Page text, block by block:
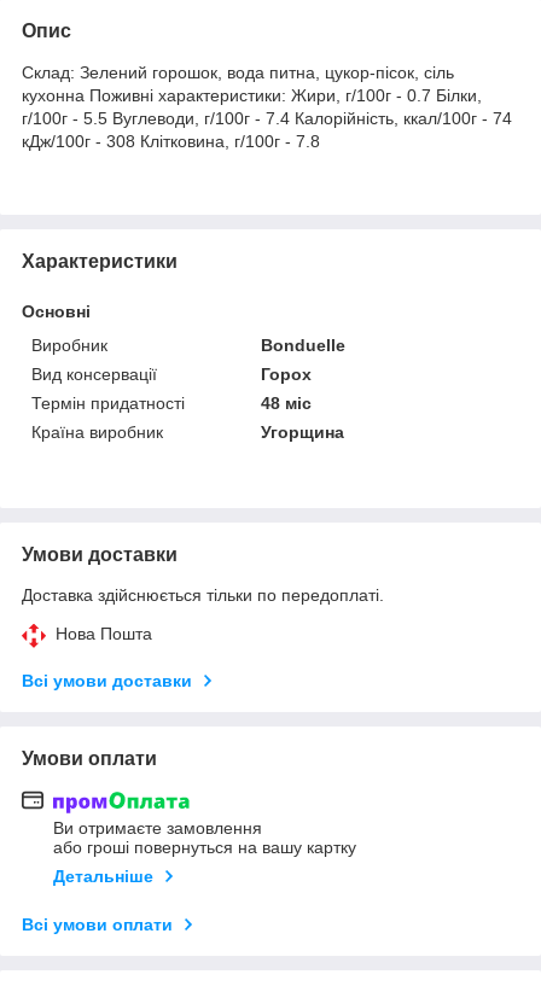
Опис
Склад: Зелений горошок, вода питна, цукор-пісок, сіль
кухонна Поживні характеристики: Жири, г/100г - 0.7 Білки,
г/100г - 5.5 Вуглеводи, г/100г - 7.4 Калорійність, ккал/100г - 74
кДж/100г - 308 Клітковина, г/100г - 7.8
Характеристики
Основні
Виробник
Bonduelle
Вид консервації
Горох
Термін придатності
48 міс
Країна виробник
Угорщина
Умови доставки
Доставка здійснюється тільки по передоплаті.
Нова Пошта
Всі умови доставки
Умови оплати
Ви отримаєте замовлення
або гроші повернуться на вашу картку
Детальніше
Всі умови оплати